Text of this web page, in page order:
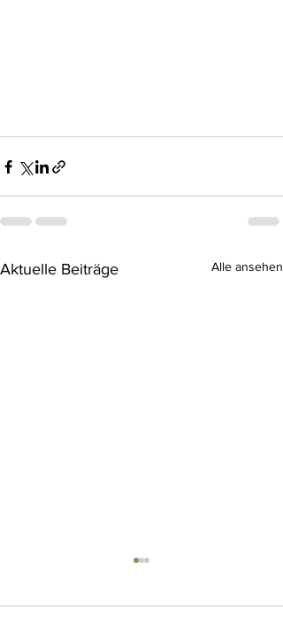
Aktuelle Beiträge Alle ansehen